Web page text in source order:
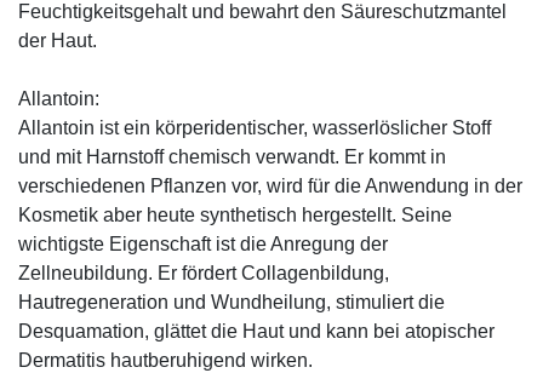
Feuchtigkeitsgehalt und bewahrt den Säureschutzmantel
der Haut.
Allantoin:
Allantoin ist ein körperidentischer, wasserlöslicher Stoff
und mit Harnstoff chemisch verwandt. Er kommt in
verschiedenen Pflanzen vor, wird für die Anwendung in der
Kosmetik aber heute synthetisch hergestellt. Seine
wichtigste Eigenschaft ist die Anregung der
Zellneubildung. Er fördert Collagenbildung,
Hautregeneration und Wundheilung, stimuliert die
Desquamation, glättet die Haut und kann bei atopischer
Dermatitis hautberuhigend wirken.